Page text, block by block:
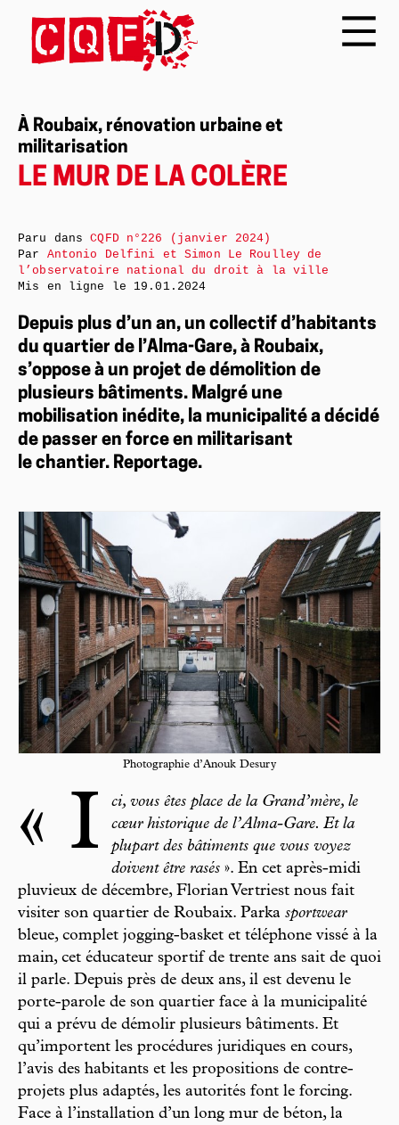
À Roubaix, rénovation urbaine et
militarisation
LE MUR DE LA COLÈRE
Depuis plus d’un an, un collectif d’habitants
du quartier de l’Alma-Gare, à Roubaix,
s’oppose à un projet de démolition de
plusieurs bâtiments. Malgré une
mobilisation inédite, la municipalité a décidé
de passer en force en militarisant
le chantier. Reportage.
Photographie d’Anouk Desury
« I
ci, vous êtes place de la Grand’mère, le
cœur historique de l’Alma-Gare. Et la
plupart des bâtiments que vous voyez
doivent être rasés ». En cet après-midi
pluvieux de décembre, Florian Vertriest nous fait
visiter son quartier de Roubaix. Parka sportwear
bleue, complet jogging-basket et téléphone vissé à la
main, cet éducateur sportif de trente ans sait de quoi
il parle. Depuis près de deux ans, il est devenu le
porte-parole de son quartier face à la municipalité
qui a prévu de démolir plusieurs bâtiments. Et
qu’importent les procédures juridiques en cours,
l’avis des habitants et les propositions de contre-
projets plus adaptés, les autorités font le forcing.
Face à l’installation d’un long mur de béton, la
Paru dansCQFD n°226 (janvier 2024)
Par Antonio Delfini et Simon Le Roulley de
l’observatoire national du droit à la ville
Mis en ligne le 19.01.2024